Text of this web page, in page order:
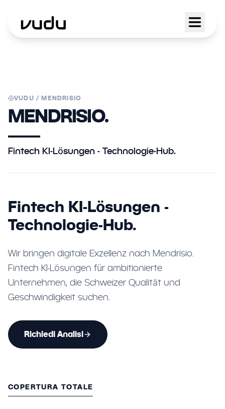
VUDU /MENDRISIO
MENDRISIO.
Fintech KI-Lösungen - Technologie-Hub.
Fintech KI-Lösungen -
Technologie-Hub.
Wir bringen digitale Exzellenz nach Mendrisio.
Fintech KI-Lösungen für ambitionierte
Unternehmen, die Schweizer Qualität und
Geschwindigkeit suchen.
Richiedi Analisi
COPERTURA TOTALE